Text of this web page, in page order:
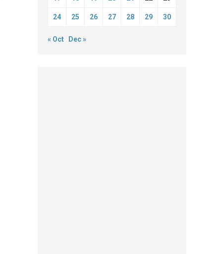
24 25 26 27 28 29 30
« Oct Dec »